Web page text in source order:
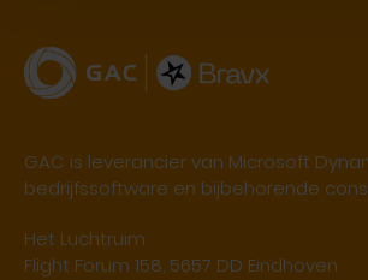
GAC is leverancier van Microsoft
bedrijfssoftware en bijbehorende
Het Luchtruim
Flight Forum 158, 5657 DD Eindhoven